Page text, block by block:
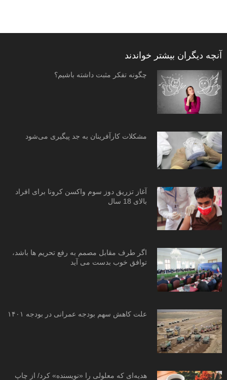
آنچه دیگران بیشتر خواندند
چگونه تفکر مثبت داشته باشیم؟
مشکلات کارآفرینان به جد پیگیری می‌شود
آغاز تزریق دوز سوم واکسن کرونا برای افراد
بالای 18 سال
اگر طرف مقابل مصمم به رفع تحریم ها باشد،
توافق خوب بدست می آید
علت کاهش سهم بودجه عمرانی در بودجه ۱۴۰۱
هدیه‌ای که معلولی را «نویسنده» کرد/ از چاپ